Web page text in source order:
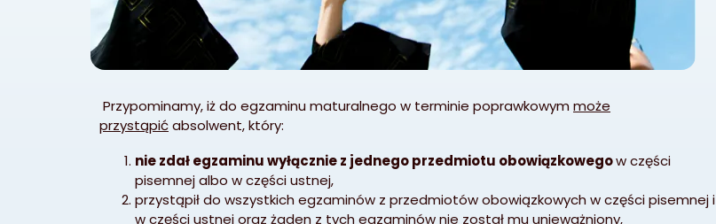
Przypominamy, iż do egzaminu maturalnego w terminie poprawkowymmoże
przystąpićabsolwent, który:
nie zdał egzaminu wyłącznie z jednego przedmiotu obowiązkowegow części
pisemnej albo w części ustnej,
przystąpił do wszystkich egzaminów z przedmiotów obowiązkowych w części pisemnej i
w części ustnej oraz żaden z tych egzaminów nie został mu unieważniony,